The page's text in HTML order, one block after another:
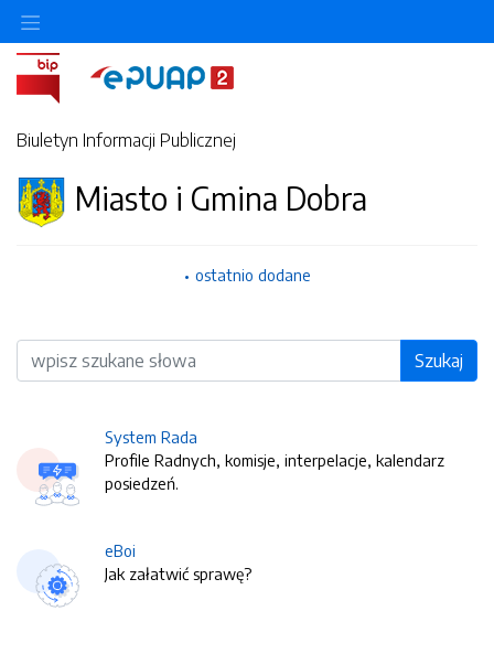
Biuletyn Informacji Publicznej
Miasto i Gmina Dobra
ostatnio dodane
Wyszukiwarka Szukaj
System Rada
Profile Radnych, komisje, interpelacje, kalendarz
posiedzeń.
eBoi
Jak załatwić sprawę?